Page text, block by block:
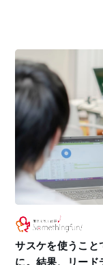
サスケを使うこと
に。結果、リード